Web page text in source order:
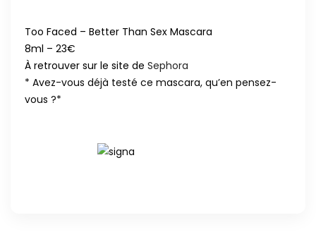
Too Faced – Better Than Sex Mascara
8ml – 23€
À retrouver sur le site de Sephora
* Avez-vous déjà testé ce mascara, qu’en pensez-
vous ?*